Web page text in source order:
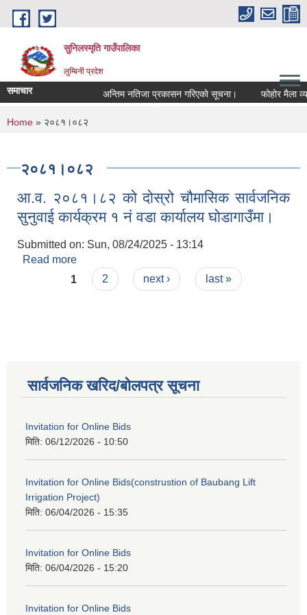
Skip to main content
सुनिलस्मृति गाउँपालिका
लुम्बिनी प्रदेश
समाचार अन्तिम नतिजा प्रकासन गरिएकाे सूचना। फोहोर मैला
You are here
Home » २०८१।०८२
२०८१।०८२
आ.व. २०८१।८२ को दोस्रो चौमासिक सार्वजनिक
सुनुवाई कार्यक्रम १ नं वडा कार्यालय घोडागाउँमा।
Submitted on: Sun, 08/24/2025 - 13:14
Read more
सुनुवाई कार्यक्रम १ नं वडा कार्यालय घोडागाउँमा।
Pages
1 2 next › last »
सार्वजनिक खरिद/बोलपत्र सूचना
Invitation for Online Bids
मिति: 06/12/2026 - 10:50
Invitation for Online Bids(construstion of Baubang Lift
Irrigation Project)
मिति: 06/04/2026 - 15:35
Invitation for Online Bids
मिति: 06/04/2026 - 15:20
Invitation for Online Bids